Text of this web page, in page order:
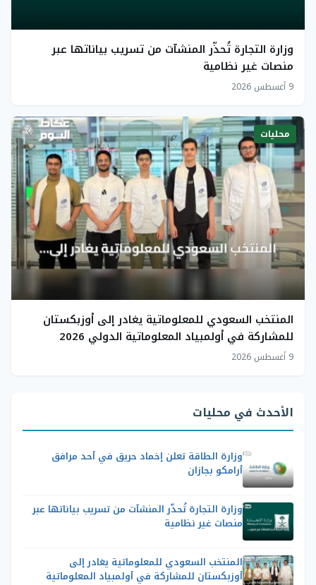
وزارة التجارة تُحذّر المنشآت من تسريب بياناتها عبر
منصات غير نظامية
9 أغسطس 2026
محليات
المنتخب السعودي للمعلوماتية يغادر إلى أوزبكستان
للمشاركة في أولمبياد المعلوماتية الدولي 2026
9 أغسطس 2026
الأحدث في محليات
وزارة الطاقة تعلن إخماد حريق في أحد مرافق
أرامكو بجازان
وزارة التجارة تُحذّر المنشآت من تسريب بياناتها عبر
منصات غير نظامية
المنتخب السعودي للمعلوماتية يغادر إلى
أوزبكستان للمشاركة في أولمبياد المعلوماتية